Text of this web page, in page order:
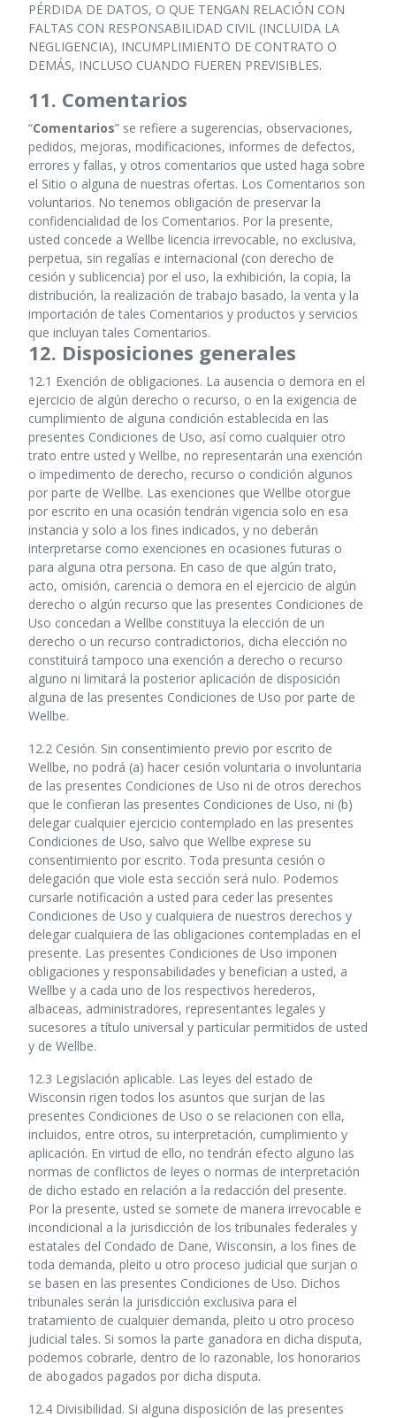
PÉRDIDA DE DATOS, O QUE TENGAN RELACIÓN CON
FALTAS CON RESPONSABILIDAD CIVIL (INCLUIDA LA
NEGLIGENCIA), INCUMPLIMIENTO DE CONTRATO O
DEMÁS, INCLUSO CUANDO FUEREN PREVISIBLES.
11. Comentarios
“Comentarios” se refiere a sugerencias, observaciones,
pedidos, mejoras, modificaciones, informes de defectos,
errores y fallas, y otros comentarios que usted haga sobre
el Sitio o alguna de nuestras ofertas. Los Comentarios son
voluntarios. No tenemos obligación de preservar la
confidencialidad de los Comentarios. Por la presente,
usted concede a Wellbe licencia irrevocable, no exclusiva,
perpetua, sin regalías e internacional (con derecho de
cesión y sublicencia) por el uso, la exhibición, la copia, la
distribución, la realización de trabajo basado, la venta y la
importación de tales Comentarios y productos y servicios
que incluyan tales Comentarios.
12. Disposiciones generales
12.1 Exención de obligaciones. La ausencia o demora en el
ejercicio de algún derecho o recurso, o en la exigencia de
cumplimiento de alguna condición establecida en las
presentes Condiciones de Uso, así como cualquier otro
trato entre usted y Wellbe, no representarán una exención
o impedimento de derecho, recurso o condición algunos
por parte de Wellbe. Las exenciones que Wellbe otorgue
por escrito en una ocasión tendrán vigencia solo en esa
instancia y solo a los fines indicados, y no deberán
interpretarse como exenciones en ocasiones futuras o
para alguna otra persona. En caso de que algún trato,
acto, omisión, carencia o demora en el ejercicio de algún
derecho o algún recurso que las presentes Condiciones de
Uso concedan a Wellbe constituya la elección de un
derecho o un recurso contradictorios, dicha elección no
constituirá tampoco una exención a derecho o recurso
alguno ni limitará la posterior aplicación de disposición
alguna de las presentes Condiciones de Uso por parte de
Wellbe.
12.2 Cesión. Sin consentimiento previo por escrito de
Wellbe, no podrá (a) hacer cesión voluntaria o involuntaria
de las presentes Condiciones de Uso ni de otros derechos
que le confieran las presentes Condiciones de Uso, ni (b)
delegar cualquier ejercicio contemplado en las presentes
Condiciones de Uso, salvo que Wellbe exprese su
consentimiento por escrito. Toda presunta cesión o
delegación que viole esta sección será nulo. Podemos
cursarle notificación a usted para ceder las presentes
Condiciones de Uso y cualquiera de nuestros derechos y
delegar cualquiera de las obligaciones contempladas en el
presente. Las presentes Condiciones de Uso imponen
obligaciones y responsabilidades y benefician a usted, a
Wellbe y a cada uno de los respectivos herederos,
albaceas, administradores, representantes legales y
sucesores a título universal y particular permitidos de usted
y de Wellbe.
12.3 Legislación aplicable. Las leyes del estado de
Wisconsin rigen todos los asuntos que surjan de las
presentes Condiciones de Uso o se relacionen con ella,
incluidos, entre otros, su interpretación, cumplimiento y
aplicación. En virtud de ello, no tendrán efecto alguno las
normas de conflictos de leyes o normas de interpretación
de dicho estado en relación a la redacción del presente.
Por la presente, usted se somete de manera irrevocable e
incondicional a la jurisdicción de los tribunales federales y
estatales del Condado de Dane, Wisconsin, a los fines de
toda demanda, pleito u otro proceso judicial que surjan o
se basen en las presentes Condiciones de Uso. Dichos
tribunales serán la jurisdicción exclusiva para el
tratamiento de cualquier demanda, pleito u otro proceso
judicial tales. Si somos la parte ganadora en dicha disputa,
podemos cobrarle, dentro de lo razonable, los honorarios
de abogados pagados por dicha disputa.
12.4 Divisibilidad. Si alguna disposición de las presentes